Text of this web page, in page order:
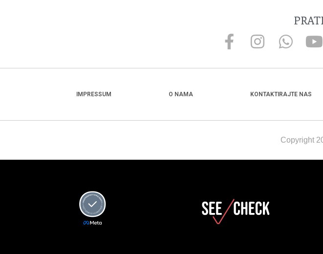
IMPRESSUM O NAMA KONTAKTIRAJTE NAS
Copyright